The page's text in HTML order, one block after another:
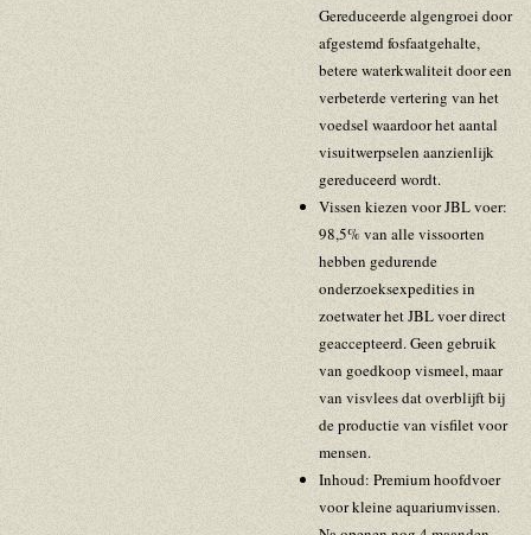
Gereduceerde algengroei door
afgestemd fosfaatgehalte,
betere waterkwaliteit door een
verbeterde vertering van het
voedsel waardoor het aantal
visuitwerpselen aanzienlijk
gereduceerd wordt.
Vissen kiezen voor JBL voer:
98,5% van alle vissoorten
hebben gedurende
onderzoeksexpedities in
zoetwater het JBL voer direct
geaccepteerd. Geen gebruik
van goedkoop vismeel, maar
van visvlees dat overblijft bij
de productie van visfilet voor
mensen.
Inhoud: Premium hoofdvoer
voor kleine aquariumvissen.